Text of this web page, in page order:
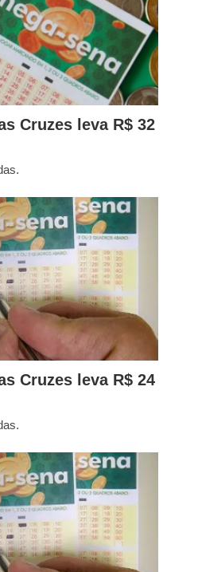
Cruzes leva R$ 32
Cruzes leva R$ 24